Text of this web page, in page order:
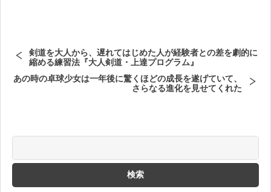
剣道を大人から、遅れてはじめた人が経験者との差を劇的に
縮める練習法『大人剣道・上達プログラム』
あの時の卓球少女は一年後に驚くほどの成長を遂げていて、
さらなる進化を見せてくれた